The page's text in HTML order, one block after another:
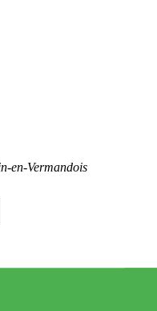
en-Vermandois